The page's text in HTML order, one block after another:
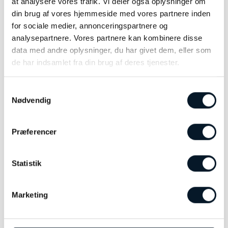
din brug af vores hjemmeside med vores partnere inden
for sociale medier, annonceringspartnere og
analysepartnere. Vores partnere kan kombinere disse
data med andre oplysninger, du har givet dem, eller som
de har indsamlet fra din brug af deres tjenester.
Nødvendig
Præferencer
Statistik
Marketing
mere personligt udtryk.
Et stilrent og poetisk smykke inspireret af
stjernernes lethed – skabt til at tilføre elegance
til både hverdag og særlige øjeblikke.